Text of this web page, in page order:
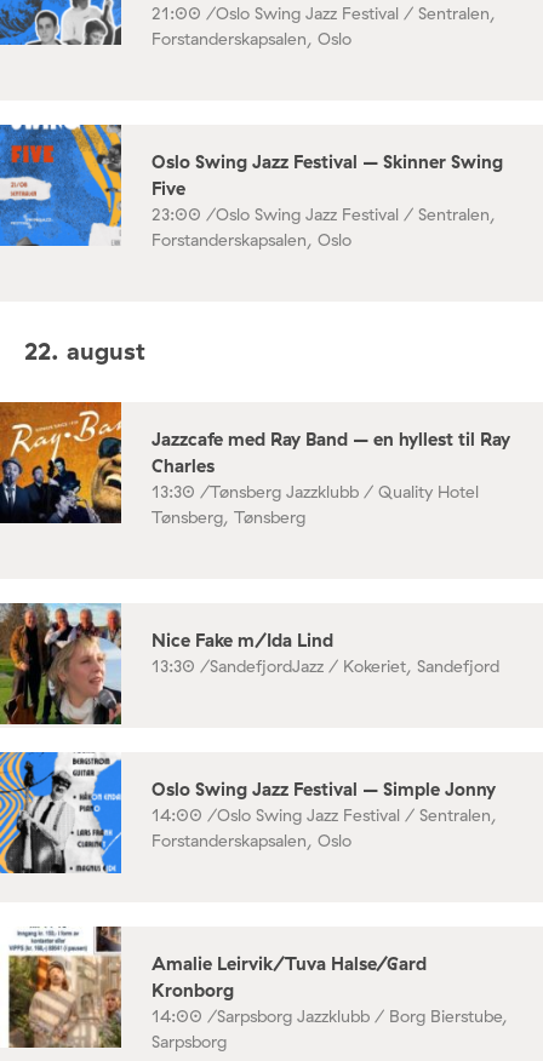
21:00 /Oslo Swing Jazz Festival / Sentralen,
Forstanderskapsalen, Oslo
Oslo Swing Jazz Festival – Skinner Swing
Five
23:00 /Oslo Swing Jazz Festival / Sentralen,
Forstanderskapsalen, Oslo
22. august
Jazzcafe med Ray Band – en hyllest til Ray
Charles
13:30 /Tønsberg Jazzklubb / Quality Hotel
Tønsberg, Tønsberg
Nice Fake m/Ida Lind
13:30 /SandefjordJazz / Kokeriet, Sandefjord
Oslo Swing Jazz Festival – Simple Jonny
14:00 /Oslo Swing Jazz Festival / Sentralen,
Forstanderskapsalen, Oslo
Amalie Leirvik/Tuva Halse/Gard
Kronborg
14:00 /Sarpsborg Jazzklubb / Borg Bierstube,
Sarpsborg